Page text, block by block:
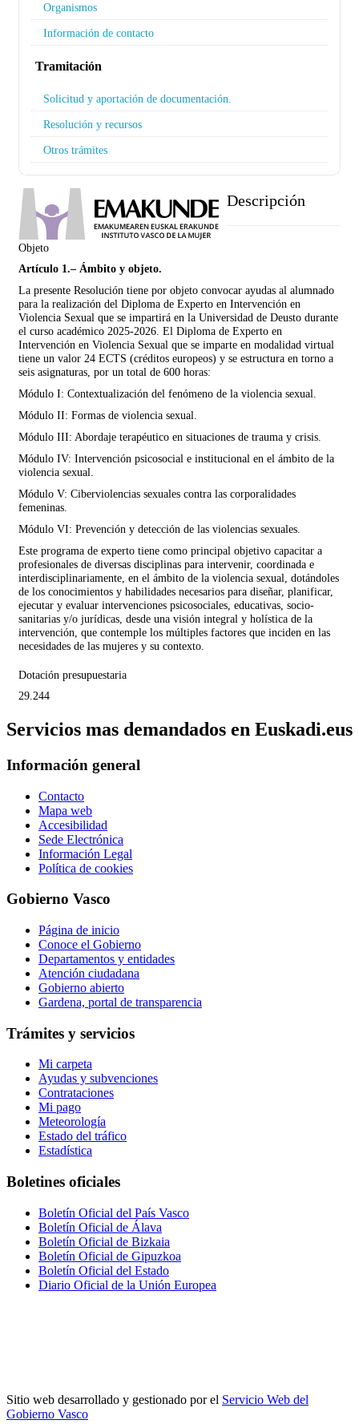
Organismos
Información de contacto
Tramitación
Solicitud y aportación de documentación.
Resolución y recursos
Otros trámites
Descripción
Objeto
Artículo 1.– Ámbito y objeto.
La presente Resolución tiene por objeto convocar ayudas al alumnado
para la realización del Diploma de Experto en Intervención en
Violencia Sexual que se impartirá en la Universidad de Deusto durante
el curso académico 2025-2026. El Diploma de Experto en
Intervención en Violencia Sexual que se imparte en modalidad virtual
tiene un valor 24 ECTS (créditos europeos) y se estructura en torno a
seis asignaturas, por un total de 600 horas:
Módulo I: Contextualización del fenómeno de la violencia sexual.
Módulo II: Formas de violencia sexual.
Módulo III: Abordaje terapéutico en situaciones de trauma y crisis.
Módulo IV: Intervención psicosocial e institucional en el ámbito de la
violencia sexual.
Módulo V: Ciberviolencias sexuales contra las corporalidades
femeninas.
Módulo VI: Prevención y detección de las violencias sexuales.
Este programa de experto tiene como principal objetivo capacitar a
profesionales de diversas disciplinas para intervenir, coordinada e
interdisciplinariamente, en el ámbito de la violencia sexual, dotándoles
de los conocimientos y habilidades necesarios para diseñar, planificar,
ejecutar y evaluar intervenciones psicosociales, educativas, socio-
sanitarias y/o jurídicas, desde una visión integral y holística de la
intervención, que contemple los múltiples factores que inciden en las
necesidades de las mujeres y su contexto.
Dotación presupuestaria
29.244
Servicios mas demandados en Euskadi.eus
Información general
Contacto
Mapa web
Accesibilidad
Sede Electrónica
Información Legal
Política de cookies
Gobierno Vasco
Página de inicio
Conoce el Gobierno
Departamentos y entidades
Atención ciudadana
Gobierno abierto
Gardena, portal de transparencia
Trámites y servicios
Mi carpeta
Ayudas y subvenciones
Contrataciones
Mi pago
Meteorología
Estado del tráfico
Estadística
Boletines oficiales
Boletín Oficial del País Vasco
Boletín Oficial de Álava
Boletín Oficial de Bizkaia
Boletín Oficial de Gipuzkoa
Boletín Oficial del Estado
Diario Oficial de la Unión Europea
Sitio web desarrollado y gestionado por el Servicio Web del
Gobierno Vasco